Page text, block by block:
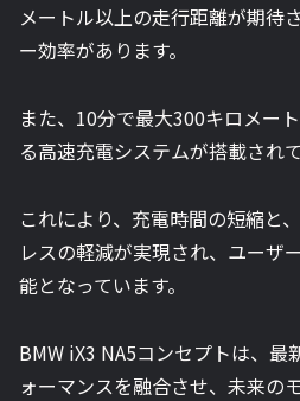
メートル以上の走行距離が期待
ー効率があります。
また、10分で最大300キロメー
る高速充電システムが搭載されて
これにより、充電時間の短縮と
レスの軽減が実現され、ユーザ
能となっています。
BMW iX3 NA5コンセプトは、最
ォーマンスを融合させ、未来の